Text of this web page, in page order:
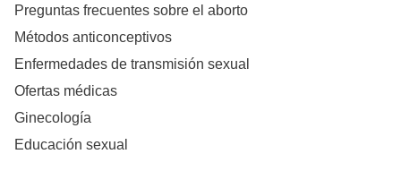
Preguntas frecuentes sobre el aborto
Métodos anticonceptivos
Enfermedades de transmisión sexual
Ofertas médicas
Ginecología
Educación sexual